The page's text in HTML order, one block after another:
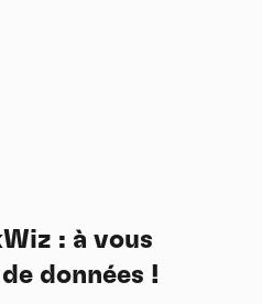
: à vous
données !